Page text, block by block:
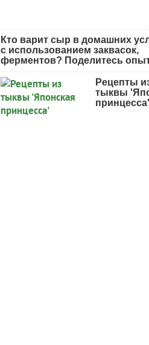
Кто варит сыр в домашних
с использованием заквасок,
ферментов? Поделитесь
Рецепты
тыквы
принцесса'